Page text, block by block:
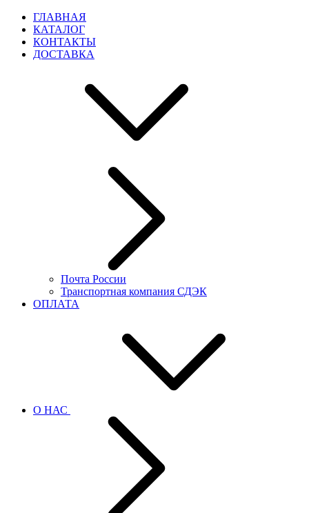
ГЛАВНАЯ
КАТАЛОГ
КОНТАКТЫ
ДОСТАВКА
Почта России
Транспортная компания СДЭК
ОПЛАТА
О НАС